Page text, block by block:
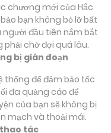
chương mới của Hắc
bạn không bỏ lỡ bất
người đầu tiên nắm bắt
chờ đợi quá lâu.
bị gián đoạn
thống để đảm bảo tốc
đa quảng cáo để
của bạn sẽ không bị
mạch và thoải mái.
thao tác